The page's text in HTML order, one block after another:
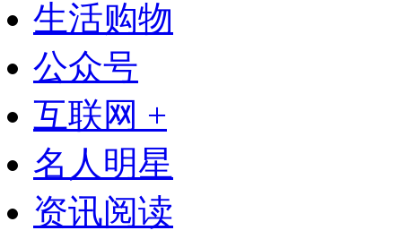
生活购物
公众号
互联网 +
名人明星
资讯阅读